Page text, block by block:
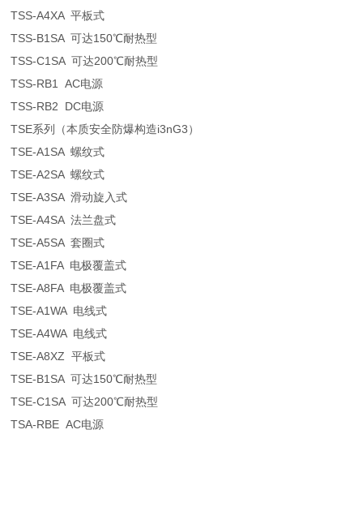
TSS-A4XA 平板式
TSS-B1SA 可达150℃耐热型
TSS-C1SA 可达200℃耐热型
TSS-RB1 AC电源
TSS-RB2 DC电源
TSE系列（本质安全防爆构造i3nG3）
TSE-A1SA 螺纹式
TSE-A2SA 螺纹式
TSE-A3SA 滑动旋入式
TSE-A4SA 法兰盘式
TSE-A5SA 套圈式
TSE-A1FA 电极覆盖式
TSE-A8FA 电极覆盖式
TSE-A1WA 电线式
TSE-A4WA 电线式
TSE-A8XZ 平板式
TSE-B1SA 可达150℃耐热型
TSE-C1SA 可达200℃耐热型
TSA-RBE AC电源